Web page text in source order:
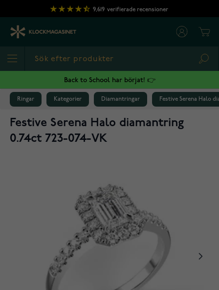
Hoppa till innehållet
9,619 verifierade recensioner
Back to School har börjat! 👉
Ringar Kategorier Diamantringar Festive Serena Halo
Festive Serena Halo diamantring
0.74ct 723-074-VK